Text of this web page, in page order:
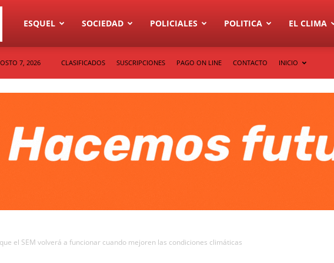
Diario
La
ESQUEL SOCIEDAD POLICIALES POLITICA EL CLIMA
7, 2026 CLASIFICADOS SUSCRIPCIONES PAGO ON LINE CONTACTO INICIO
el SEM volverá a funcionar cuando mejoren las condiciones climáticas